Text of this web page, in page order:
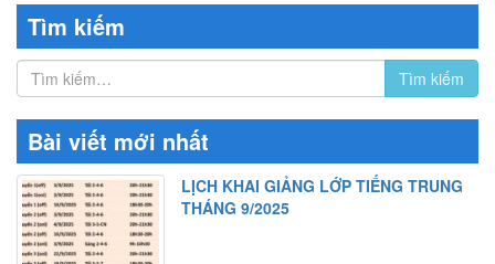
Tìm kiếm
Bài viết mới nhất
LỊCH KHAI GIẢNG LỚP TIẾNG TRUNG
THÁNG 9/2025